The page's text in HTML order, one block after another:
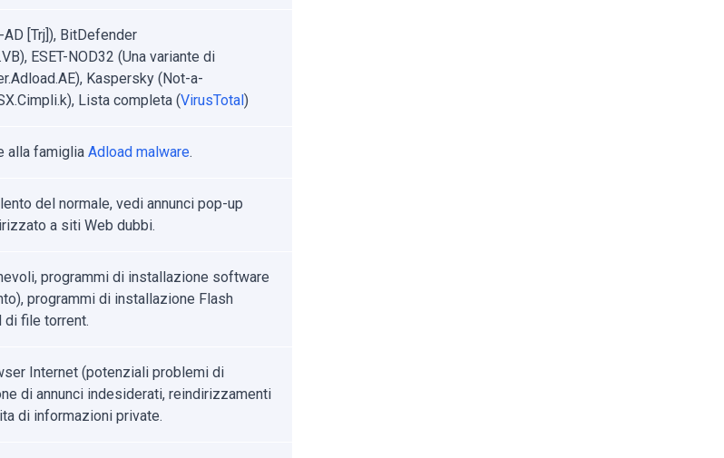
[Trj]), BitDefender
ESET-NOD32 (Una variante di
Kaspersky (Not-a-
Lista completa (VirusTotal)
alla famiglia Adload malware.
del normale, vedi annunci pop-up
a siti Web dubbi.
programmi di installazione software
programmi di installazione Flash
di file torrent.
Internet (potenziali problemi di
di annunci indesiderati, reindirizzamenti
di informazioni private.